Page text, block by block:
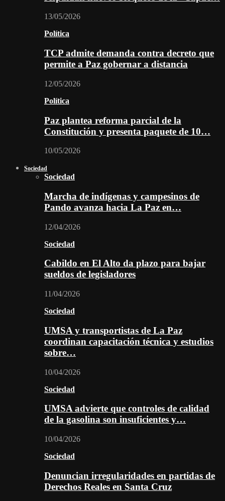
13/05/2026
Política
TCP admite demanda contra decreto que
permite a Paz gobernar a distancia
12/05/2026
Política
Paz plantea reforma parcial de la
Constitución y presenta paquete de 10…
10/05/2026
Sociedad
Sociedad
Marcha de indígenas y campesinos de
Pando avanza hacia La Paz en…
12/04/2026
Sociedad
Cabildo en El Alto da plazo para bajar
sueldos de legisladores
11/04/2026
Sociedad
UMSA y transportistas de La Paz
coordinan capacitación técnica y estudios
sobre…
10/04/2026
Sociedad
UMSA advierte que controles de calidad
de la gasolina son insuficientes y…
10/04/2026
Sociedad
Denuncian irregularidades en partidas de
Derechos Reales en Santa Cruz